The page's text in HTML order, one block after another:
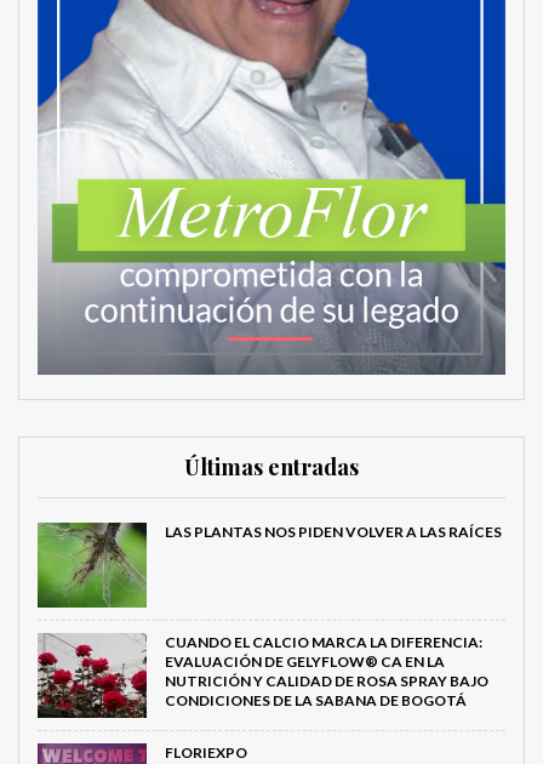
Últimas entradas
LAS PLANTAS NOS PIDEN VOLVER A LAS RAÍCES
CUANDO EL CALCIO MARCA LA DIFERENCIA:
EVALUACIÓN DE GELYFLOW® CA EN LA
NUTRICIÓN Y CALIDAD DE ROSA SPRAY BAJO
CONDICIONES DE LA SABANA DE BOGOTÁ
FLORIEXPO